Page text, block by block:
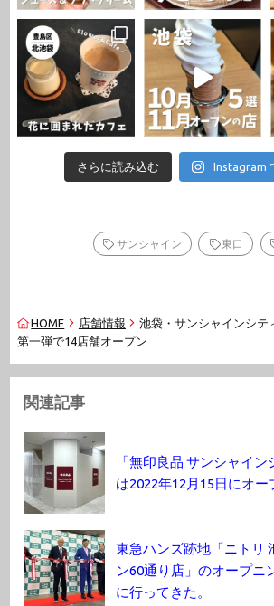
さらに読み込む Instagram
サンシャイン 東口
HOME 店舗情報
池袋・サンシャインシテ
第一弾で14店舗オープン
関連記事
「無印良品 サンシャイン
は2022年12月15日にオー
東急ハンズ跡地「ニトリ
ン60通り店」のオープニ
に行ってきた。